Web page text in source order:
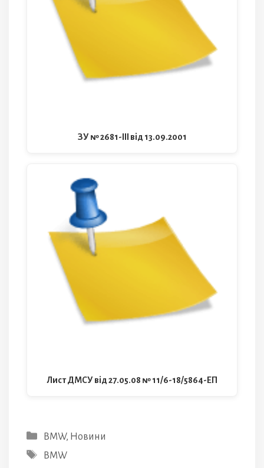
ЗУ № 2681-III від 13.09.2001
Лист ДМСУ від 27.05.08 № 11/6-18/5864-ЕП
Категорії
BMW, Новини
Позначки
BMW